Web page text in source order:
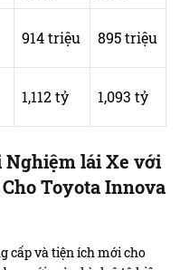
914 triệu 895 triệu
1,112 tỷ 1,093 tỷ
Nghiệm lái Xe với
Toyota Innova
cấp và tiện ích mới cho